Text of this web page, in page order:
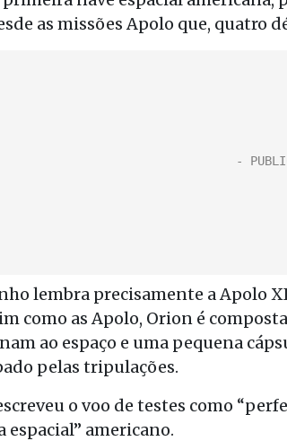
as missões Apolo que, quatro
lembra precisamente a Apolo
como as Apolo, Orion é
ao espaço e uma pequena
pelas tripulações.
o voo de testes como
espacial” americano.